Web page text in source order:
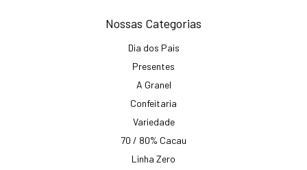
Nossas Categorias
Dia dos Pais
Presentes
A Granel
Confeitaria
Variedade
70 / 80% Cacau
Linha Zero